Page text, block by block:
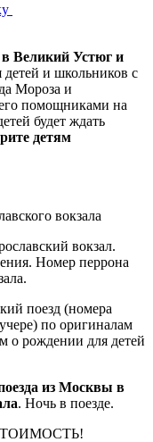
Великий Устюг и
и школьников с
Мороза и
помощниками на
будет ждать
детям
вокзала
вокзал.
Номер перрона
поезд (номера
по оригиналам
о рождении для детей
из Москвы в
. Ночь в поезде.